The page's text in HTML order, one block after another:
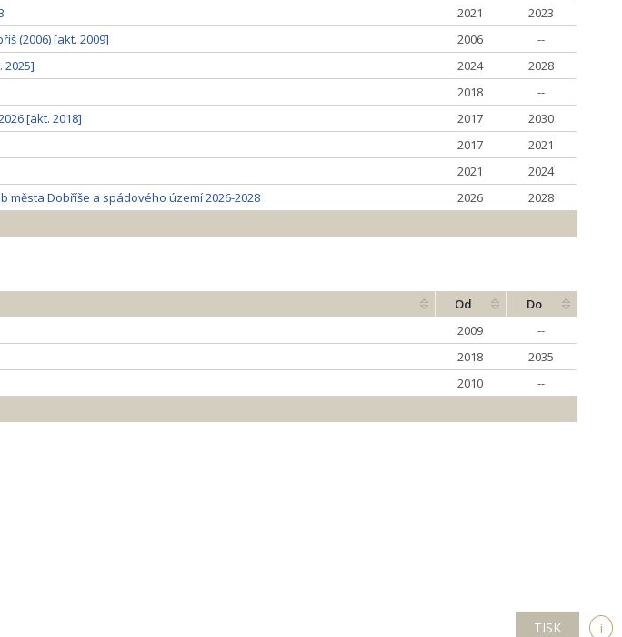
2021
2023
(2006) [akt. 2009]
2006
--
2025]
2024
2028
2018
--
[akt. 2018]
2017
2030
2017
2021
2021
2024
Dobříše a spádového území 2026-2028
2026
2028
Od
Do
2009
--
2018
2035
2010
--
TISK i